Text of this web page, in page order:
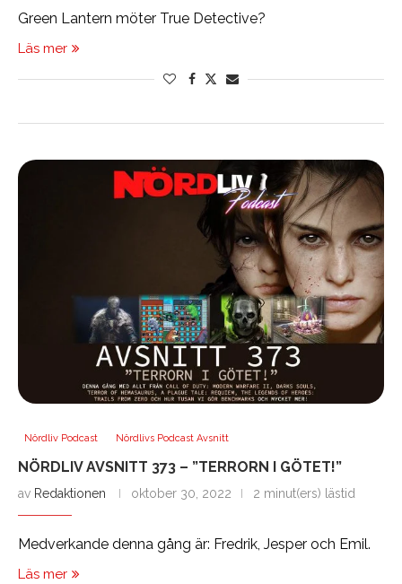
Green Lantern möter True Detective?
Läs mer
Nördliv Podcast Nördlivs Podcast Avsnitt
NÖRDLIV AVSNITT 373 – ”TERRORN I GÖTET!”
av Redaktionen oktober 30, 2022 2 minut(ers) lästid
Medverkande denna gång är: Fredrik, Jesper och Emil.
Läs mer